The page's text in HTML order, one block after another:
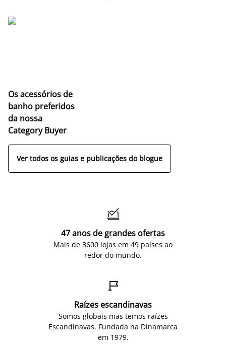
Os acessórios de
banho preferidos
da nossa
Category Buyer
Ver todos os guias e publicações do blogue

47 anos de grandes ofertas
Mais de 3600 lojas em 49 países ao
redor do mundo.

Raízes escandinavas
Somos globais mas temos raízes
Escandinavas. Fundada na Dinamarca
em 1979.